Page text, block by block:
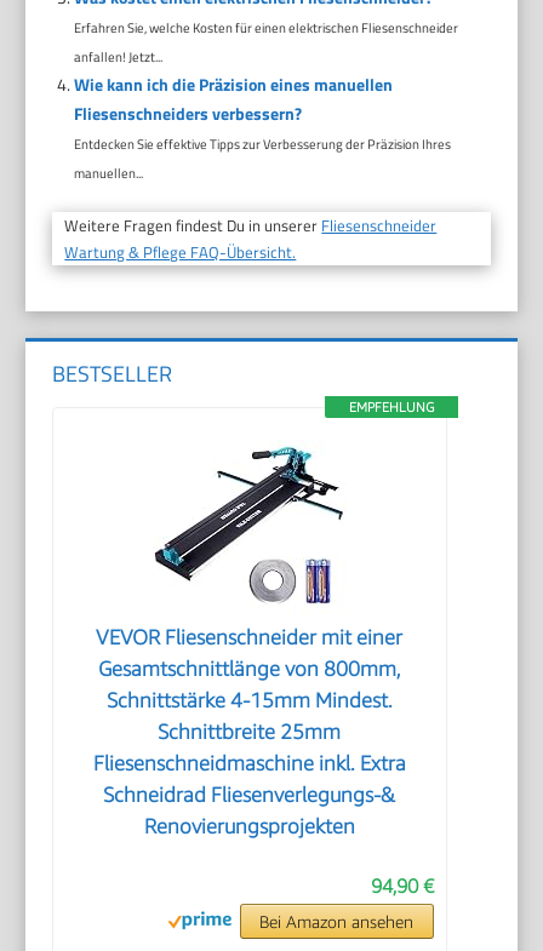
Erfahren Sie, welche Kosten für einen elektrischen Fliesenschneider
anfallen! Jetzt...
Wie kann ich die Präzision eines manuellen
Fliesenschneiders verbessern?
Entdecken Sie effektive Tipps zur Verbesserung der Präzision Ihres
manuellen...
Weitere Fragen findest Du in unserer Fliesenschneider
Wartung & Pflege FAQ-Übersicht.
BESTSELLER
EMPFEHLUNG
VEVOR Fliesenschneider mit einer
Gesamtschnittlänge von 800mm,
Schnittstärke 4-15mm Mindest.
Schnittbreite 25mm
Fliesenschneidmaschine inkl. Extra
Schneidrad Fliesenverlegungs-&
Renovierungsprojekten
94,90 €
Bei Amazon ansehen